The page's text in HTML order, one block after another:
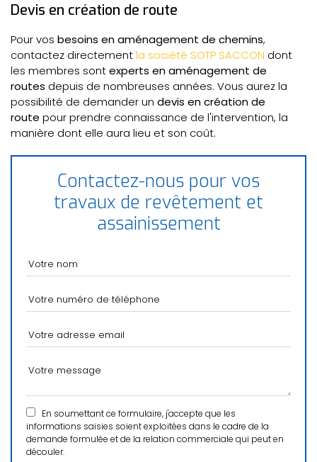
Devis en création de route
Pour vos besoins en aménagement de chemins,
contactez directementla société SOTP SACCON dont
les membres sontexperts en aménagement de
routes depuis de nombreuses années. Vous aurez la
possibilité de demander un devis en création de
route pour prendre connaissance de l'intervention, la
manière dont elle aura lieu et son coût.
Contactez-nous pour vos
travaux de revêtement et
assainissement
En soumettant ce formulaire, j'accepte que les
informations saisies soient exploitées dans le cadre de la
demande formulée et de la relation commerciale qui peut en
découler.